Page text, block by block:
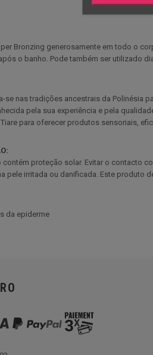
Bronzing generosamente em todo o
o banho. Pode também ser utilizado
se nas tradições ancestrais da
pela sua experiência e pela
para oferecer produtos sensoriais,
contém proteção solar. Evitar o contacto
pele irritada ou danificada. Este produto
da epiderme